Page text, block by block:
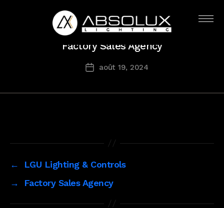
Catégories
TN USA
Factory Sales Agency
Dateaoût 19, 2024
←
LGU Lighting & Controls
→
Factory Sales Agency